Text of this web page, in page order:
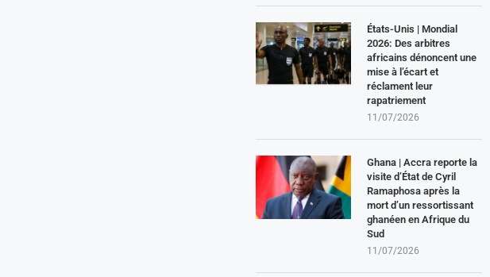
États-Unis | Mondial
2026: Des arbitres
africains dénoncent une
mise à l’écart et
réclament leur
rapatriement
11/07/2026
Ghana | Accra reporte la
visite d’État de Cyril
Ramaphosa après la
mort d’un ressortissant
ghanéen en Afrique du
Sud
11/07/2026